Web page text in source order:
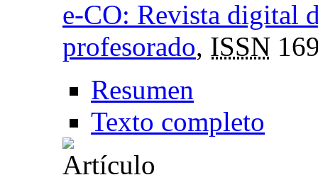
e-CO: Revista digital
profesorado, ISSN
Resumen
Texto completo